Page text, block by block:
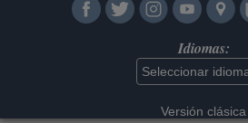
Idiomas:
Versión clásica